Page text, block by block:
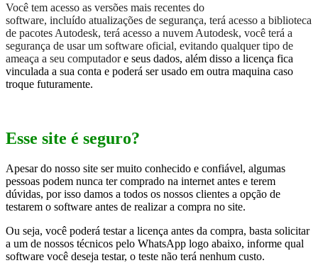
Você tem acesso as versões mais recentes do
software, incluído atualizações de segurança, terá acesso a biblioteca
de pacotes Autodesk, terá acesso a nuvem Autodesk, você terá a
segurança de usar um software oficial, evitando qualquer tipo de
ameaça a seu computadore seus dados, além disso a licença fica
vinculada a sua conta e poderá ser usado em outra maquina caso
troque futuramente.
Esse site é seguro?
Apesar do nosso site ser muito conhecido e confiável, algumas
pessoas podem nunca ter comprado na internet antes e terem
dúvidas, por isso damos a todos os nossos clientes a opção de
testarem o software antes de realizar a compra no site.
Ou seja, você poderá testar a licença antes da compra, basta solicitar
a um de nossos técnicos pelo WhatsApp logo abaixo, informe qual
software você deseja testar, o teste não terá nenhum custo.